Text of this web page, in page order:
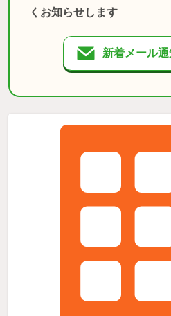
くお知らせします
新着メール